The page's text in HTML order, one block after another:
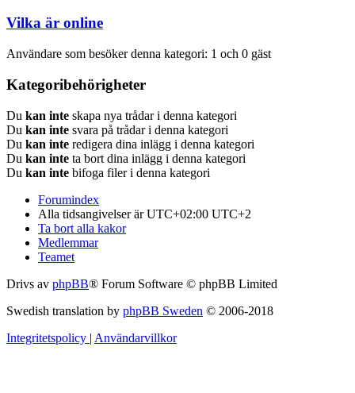
Vilka är online
Användare som besöker denna kategori: 1 och 0 gäst
Kategoribehörigheter
Du kan inte skapa nya trådar i denna kategori
Du kan inte svara på trådar i denna kategori
Du kan inte redigera dina inlägg i denna kategori
Du kan inte ta bort dina inlägg i denna kategori
Du kan inte bifoga filer i denna kategori
Forumindex
Alla tidsangivelser är UTC+02:00 UTC+2
Ta bort alla kakor
Medlemmar
Teamet
Drivs av phpBB® Forum Software © phpBB Limited
Swedish translation by phpBB Sweden © 2006-2018
Integritetspolicy | Användarvillkor